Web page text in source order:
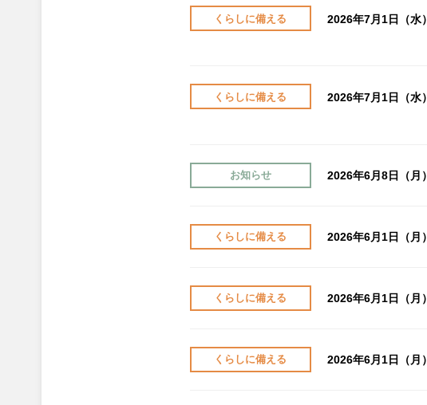
くらしに備える 2026年7月1日（水）
くらしに備える 2026年7月1日（水）
お知らせ 2026年6月8日（月）
くらしに備える 2026年6月1日（月）
くらしに備える 2026年6月1日（月）
くらしに備える 2026年6月1日（月）